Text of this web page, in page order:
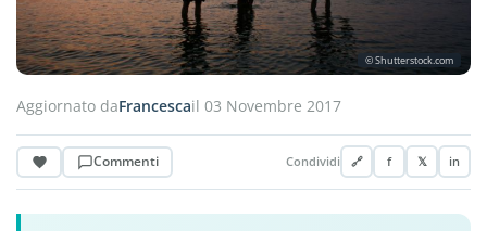
© Shutterstock.com
Aggiornato daFrancescail 03 Novembre 2017
Commenti Condividi 🔗 f 𝕏 in